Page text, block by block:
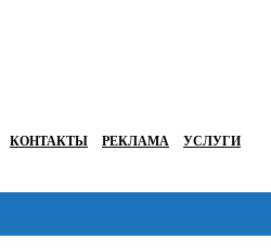
КОНТАКТЫ РЕКЛАМА УСЛУГИ